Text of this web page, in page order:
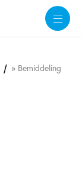
Bemiddeling